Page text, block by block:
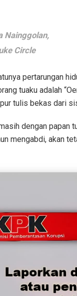
Nainggolan,
Circle
pertarungan
tuaku adalah
tulis bekas dari
dengan papan
mengabdi, akan